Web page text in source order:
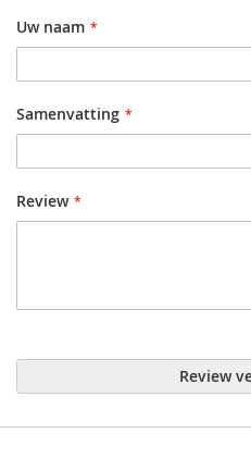
Uw naam
Samenvatting
Review
Review